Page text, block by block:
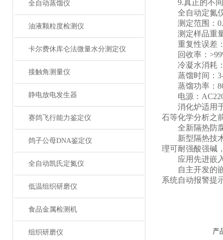
全自动蒸馏仪
油液颗粒度检测仪
卡尔费休库仑法微量水分测定仪
接触角测量仪
静电放电发生器
赛鸽飞行能力鉴定仪
鸽子公母DNA鉴定仪
全自动凯氏定氮仪
低温组织研磨仪
食品金属检测机
组织研磨仪
9.真正的不间
全自动定氮仪
测定范围：
测定样品重量
重复性误差：
回收率：
冷凝水消耗：
蒸馏时间：3-
蒸馏功率：
电源：
消化炉适用于
石等化学分析之
全新隔热防
新型隔热技术
理可耐强酸强碱
应用先进嵌入
自主开发的嵌
系统自动报警提
产